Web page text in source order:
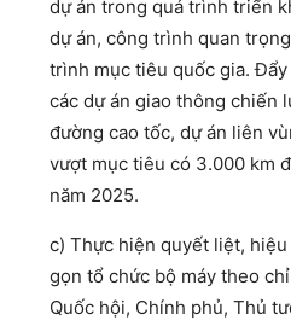
dự án trong quá trình triển
dự án, công trình quan
trình mục tiêu quốc gia.
các dự án giao thông chiến
đường cao tốc, dự án liên
vượt mục tiêu có 3.000 km
năm 2025.
c) Thực hiện quyết liệt,
gọn tổ chức bộ máy theo
Quốc hội, Chính phủ, Thủ